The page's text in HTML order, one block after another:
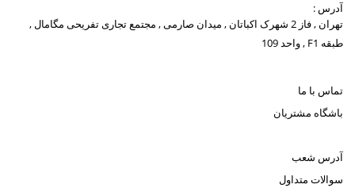
آدرس :
تهران , فاز 2 شهرک اکباتان , میدان صارمی , مجتمع تجاری تفریحی مگامال ,
طبقه F1 , واحد 109
تماس با ما
باشگاه مشتریان
آدرس شعب
سوالات متداول